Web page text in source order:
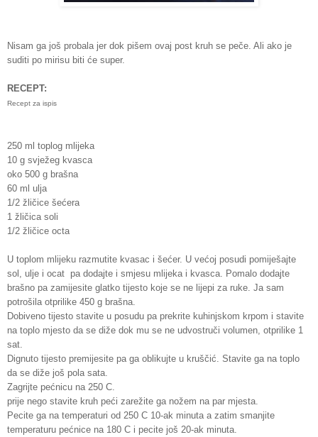
Nisam ga još probala jer dok pišem ovaj post kruh se peče. Ali ako je
suditi po mirisu biti će super.
RECEPT:
Recept za ispis
250 ml toplog mlijeka
10 g svježeg kvasca
oko 500 g brašna
60 ml ulja
1/2 žličice šećera
1 žličica soli
1/2 žličice octa
U toplom mlijeku razmutite kvasac i šećer. U većoj posudi pomiješajte
sol, ulje i ocat pa dodajte i smjesu mlijeka i kvasca. Pomalo dodajte
brašno pa zamijesite glatko tijesto koje se ne lijepi za ruke. Ja sam
potrošila otprilike 450 g brašna.
Dobiveno tijesto stavite u posudu pa prekrite kuhinjskom krpom i stavite
na toplo mjesto da se diže dok mu se ne udvostruči volumen, otprilike 1
sat.
Dignuto tijesto premijesite pa ga oblikujte u kruščić. Stavite ga na toplo
da se diže još pola sata.
Zagrijte pećnicu na 250 C.
prije nego stavite kruh peći zarežite ga nožem na par mjesta.
Pecite ga na temperaturi od 250 C 10-ak minuta a zatim smanjite
temperaturu pećnice na 180 C i pecite još 20-ak minuta.